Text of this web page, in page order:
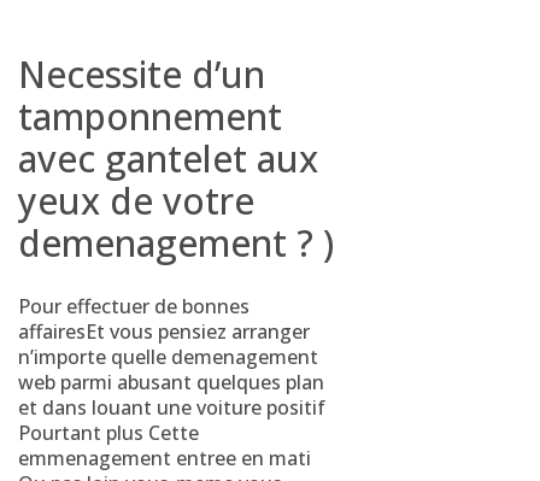
Necessite d’un
tamponnement
avec gantelet aux
yeux de votre
demenagement ? )
Pour effectuer de bonnes
affairesEt vous pensiez arranger
n’importe quelle demenagement
web parmi abusant quelques plan
et dans louant une voiture positif
Pourtant plus Cette
emmenagement entree en mati